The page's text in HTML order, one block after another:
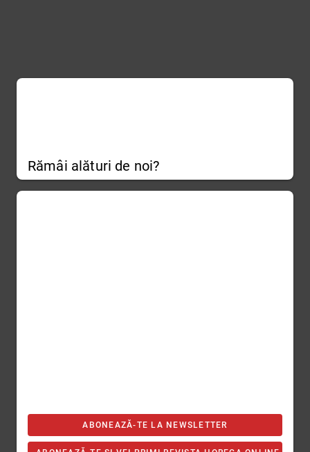
Rămâi alături de noi?
ABONEAZĂ-TE LA NEWSLETTER